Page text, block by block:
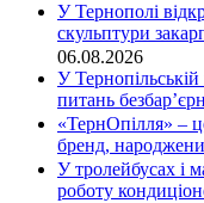
У Тернополі
скульптури
06.08.2026
У
питань
«ТернОпілля» –
бренд,
У тролейбусах і
роботу